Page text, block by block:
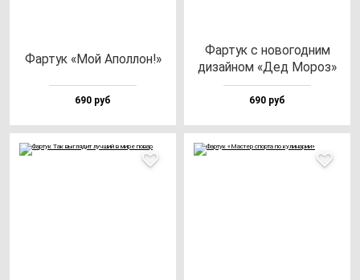
Фар­тук «Мой Апол­лон!»
690 руб
Фар­тук с но­во­год­ним
ди­зай­ном «Дед Мороз»
690 руб